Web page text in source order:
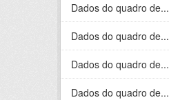
Dados do quadro de...
Dados do quadro de...
Dados do quadro de...
Dados do quadro de...